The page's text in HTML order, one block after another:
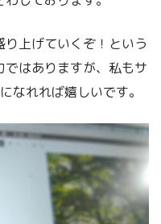
上げていくぞ！という
はありますが、私もサ
なれれば嬉しいです。